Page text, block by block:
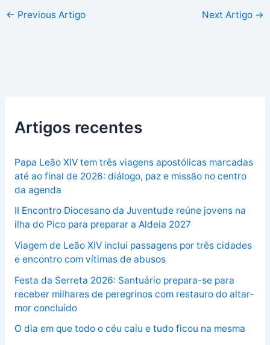
← Previous Artigo Next Artigo →
Artigos recentes
Papa Leão XIV tem três viagens apostólicas marcadas
até ao final de 2026: diálogo, paz e missão no centro
da agenda
II Encontro Diocesano da Juventude reúne jovens na
ilha do Pico para preparar a Aldeia 2027
Viagem de Leão XIV inclui passagens por três cidades
e encontro com vítimas de abusos
Festa da Serreta 2026: Santuário prepara-se para
receber milhares de peregrinos com restauro do altar-
mor concluído
O dia em que todo o céu caiu e tudo ficou na mesma